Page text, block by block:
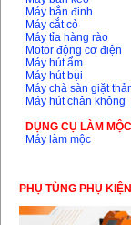
GSB 16RE
Giá
Động cơ xăng
GX160 (5.5HP)
Giá: 7200000
Máy bắn đinh
Máy cắt cỏ
Máy tỉa hàng rào
Motor động cơ điện
Máy hút ẩm
Máy hút bụi
Máy chà sàn giặt
Máy hút chân không
DỤNG CỤ LÀM MỘC
Máy làm mộc
PHỤ TÙNG PHỤ